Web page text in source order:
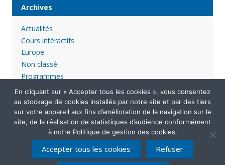
Archives
Actualités
Cours intéractifs
Europe
Non classé
Programmes
Mentions légales Politique de confidentialité
En cliquant sur « Accepter tous les cookies », vous consentez
au stockage de cookies installés par notre site et par des tiers
sur votre appareil aux fins d’amélioration de la navigation sur le
site, de la réalisation de statistiques d’audience conformément
à notre Politique de gestion des cookies.
Accepter tous les cookies Refuser